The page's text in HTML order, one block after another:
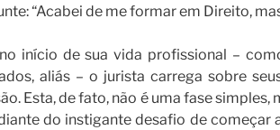
“Acabei de me formar em Direito,
início de sua vida profissional –
aliás – o jurista carrega sobre
Esta, de fato, não é uma fase simples,
do instigante desafio de começar